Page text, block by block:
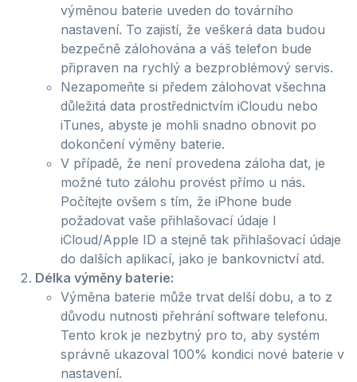
výměnou baterie uveden do továrního
nastavení. To zajistí, že veškerá data budou
bezpečně zálohována a váš telefon bude
připraven na rychlý a bezproblémový servis.
Nezapomeňte si předem zálohovat všechna
důležitá data prostřednictvím iCloudu nebo
iTunes, abyste je mohli snadno obnovit po
dokončení výměny baterie.
V případě, že není provedena záloha dat, je
možné tuto zálohu provést přímo u nás.
Počítejte ovšem s tím, že iPhone bude
požadovat vaše přihlašovací údaje l
iCloud/Apple ID a stejně tak přihlašovací údaje
do dalších aplikací, jako je bankovnictví atd.
Délka výměny baterie:
Výměna baterie může trvat delší dobu, a to z
důvodu nutnosti přehrání software telefonu.
Tento krok je nezbytný pro to, aby systém
správně ukazoval 100% kondici nové baterie v
nastavení.